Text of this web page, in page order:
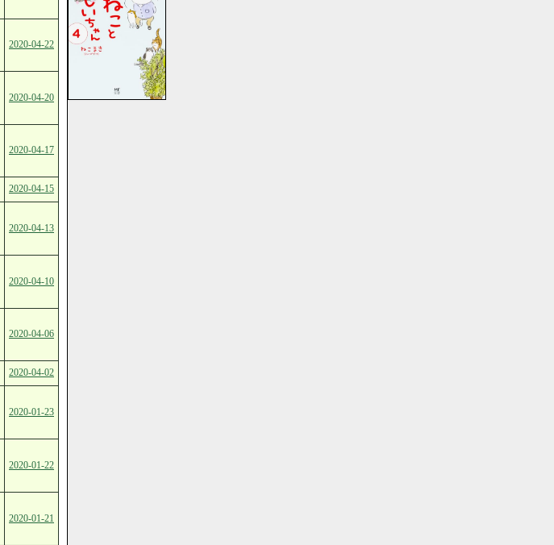
2020-04-22
2020-04-20
2020-04-17
2020-04-15
2020-04-13
2020-04-10
2020-04-06
2020-04-02
2020-01-23
2020-01-22
2020-01-21